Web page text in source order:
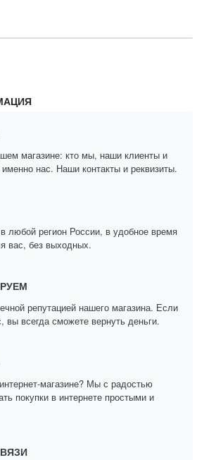
магазине: кто мы, наши клиенты и
нас. Наши контакты и реквизиты.
любой регион России, в удобное время
вас, без выходных.
репутацией нашего магазина. Если
вы всегда сможете вернуть деньги.
магазине? Мы с радостью
покупки в интернете простыми и